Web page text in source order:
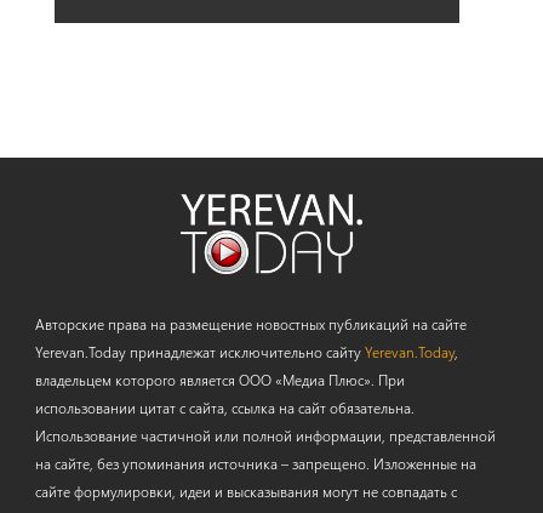
Авторские права на размещение новостных публикаций на сайте
Yerevan.Today принадлежат исключительно сайтуYerevan.Today,
владельцем которого является ООО «Медиа Плюс». При
использовании цитат с сайта, ссылка на сайт обязательна.
Использование частичной или полной информации, представленной
на сайте, без упоминания источника – запрещено. Изложенные на
сайте формулировки, идеи и высказывания могут не совпадать с